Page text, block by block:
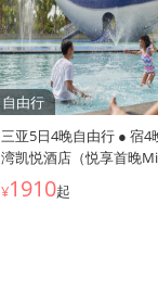
自由行
三亚5日4晚自由行 ● 宿4
湾凯悦酒店（悦享首晚
+精美旅拍）
¥1910起